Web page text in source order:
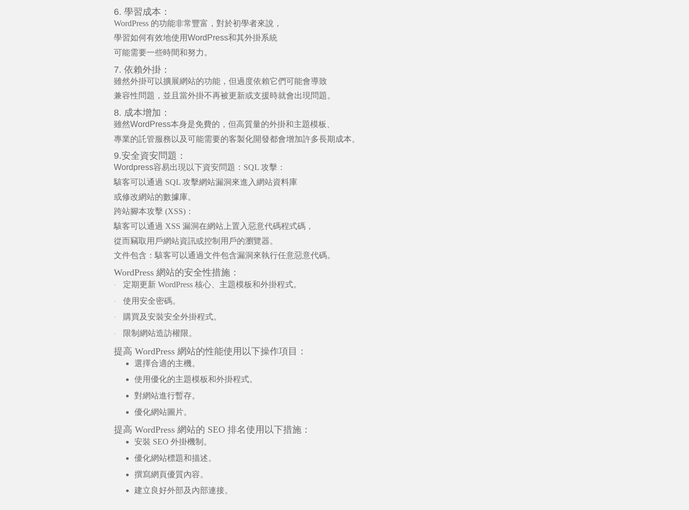
6. 學習成本：
WordPress 的功能非常豐富， 對於初學者來說，
學習如何有效地使用WordPress和其外掛系統
可能需要一些時間和努力。
7. 依賴外掛：
雖然外掛可以擴展網站的功能，但過度依賴它們可能會導致
兼容性問題，並且當外掛不再被更新或支援時就會出現問題。
8. 成本增加：
雖然WordPress本身是免費的，但高質量的外掛和主題模板、
專業的託管服務以及可能需要的客製化開發都會增加許多長期成本。
9.安全資安問題：
Wordpress容易出現以下資安問題： SQL 攻擊：
駭客可以通過 SQL 攻擊網站漏洞來進入網站資料庫
或修改網站的數據庫。
跨站腳本攻擊 (XSS) ：
駭客可以通過 XSS 漏洞在網站上置入惡意代碼程式碼，
從而竊取用戶網站資訊或控制用戶的瀏覽器。
文件包含：駭客可以通過文件包含漏洞來執行任意惡意代碼。
WordPress 網站的安全性措施：
· 定期更新 WordPress 核心、主題模板和外掛程式。
· 使用安全密碼。
· 購買及安裝安全外掛程式。
· 限制網站造訪權限。
提高 WordPress 網站的性能使用以下操作項目：
選擇合適的主機。
使用優化的主題模板和外掛程式。
對網站進行暫存。
優化網站圖片。
提高 WordPress 網站的 SEO 排名使用以下措施：
安裝 SEO 外掛機制。
優化網站標題和描述。
撰寫網頁優質內容。
建立良好外部及內部連接。